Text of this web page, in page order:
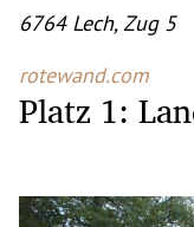
6764 Lech, Zug 5
rotewand.com
Platz 1: